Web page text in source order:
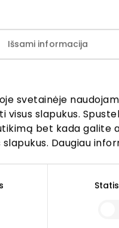
Išsami informacija
svetainėje
visus slapukus.
bet kada
Daugiau
mūsų
pasiūlymus, renginius
prekybos centro.